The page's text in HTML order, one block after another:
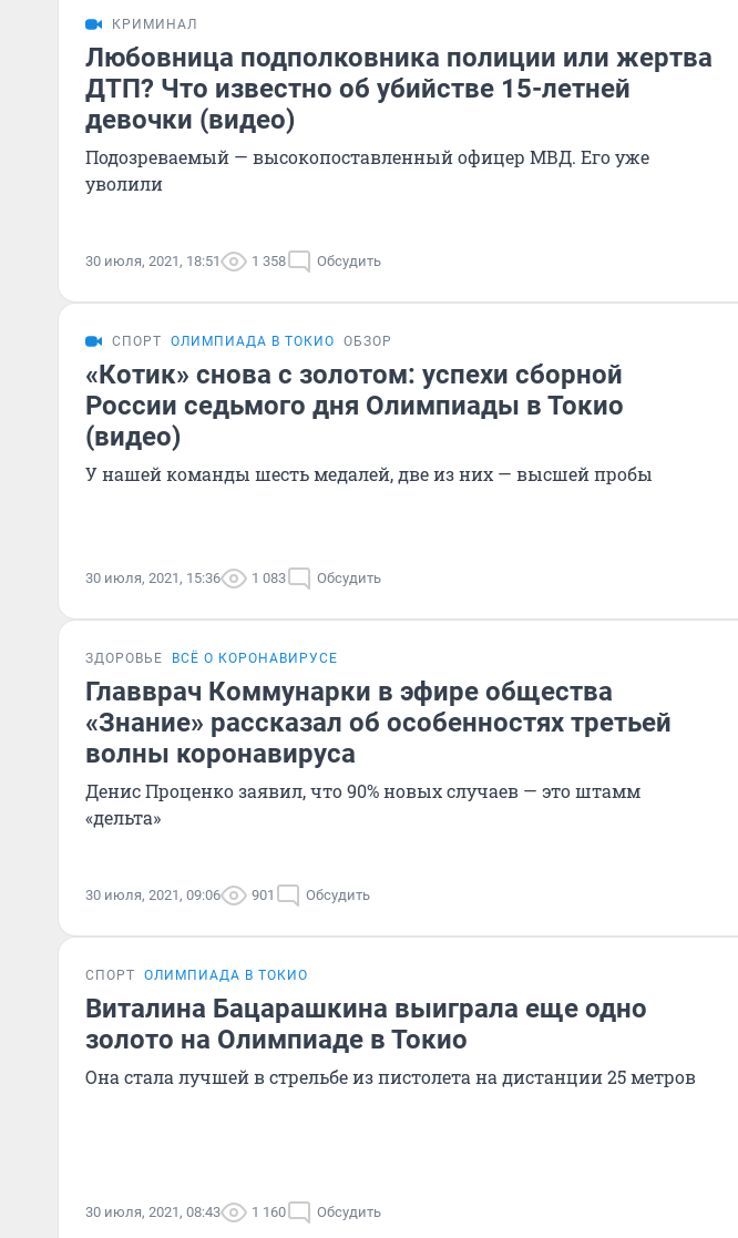
КРИМИНАЛ
Любовница подполковника полиции или жертва
ДТП? Что известно об убийстве 15-летней
девочки (видео)
Подозреваемый — высокопоставленный офицер МВД. Его уже
уволили
30 июля, 2021, 18:51 1 358 Обсудить
СПОРТ ОЛИМПИАДА В ТОКИО ОБЗОР
«Котик» снова с золотом: успехи сборной
России седьмого дня Олимпиады в Токио
(видео)
У нашей команды шесть медалей, две из них — высшей пробы
30 июля, 2021, 15:36 1 083 Обсудить
ЗДОРОВЬЕ ВСЁ О КОРОНАВИРУСЕ
Главврач Коммунарки в эфире общества
«Знание» рассказал об особенностях третьей
волны коронавируса
Денис Проценко заявил, что 90% новых случаев — это штамм
«дельта»
30 июля, 2021, 09:06 901 Обсудить
СПОРТ ОЛИМПИАДА В ТОКИО
Виталина Бацарашкина выиграла еще одно
золото на Олимпиаде в Токио
Она стала лучшей в стрельбе из пистолета на дистанции 25 метров
30 июля, 2021, 08:43 1 160 Обсудить